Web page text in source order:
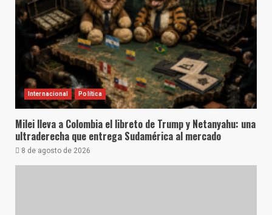
Internacional Política
Milei lleva a Colombia el libreto de Trump y Netanyahu: una
ultraderecha que entrega Sudamérica al mercado
8 de agosto de 2026